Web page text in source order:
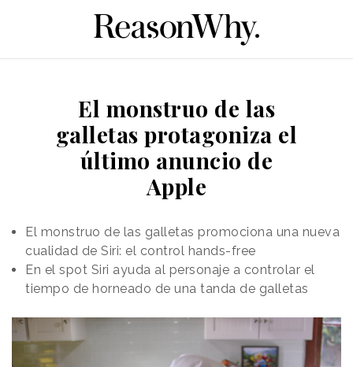
El monstruo de las
galletas protagoniza el
último anuncio de
Apple
El monstruo de las galletas promociona una nueva
cualidad de Siri: el control hands-free
En el spot Siri ayuda al personaje a controlar el
tiempo de horneado de una tanda de galletas